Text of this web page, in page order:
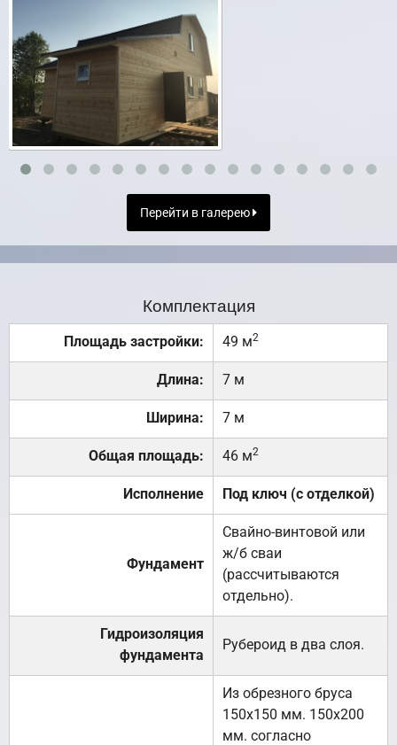
Перейти в галерею
Комплектация
Площадь застройки: 49 м2
Длина: 7 м
Ширина: 7 м
Общая площадь: 46 м2
Исполнение Под ключ (с отделкой)
Фундамент
Свайно-винтовой или
ж/б сваи
(рассчитываются
отдельно).
Гидроизоляция
фундамента
Рубероид в два слоя.
Из обрезного бруса
150х150 мм. 150х200
мм. согласно